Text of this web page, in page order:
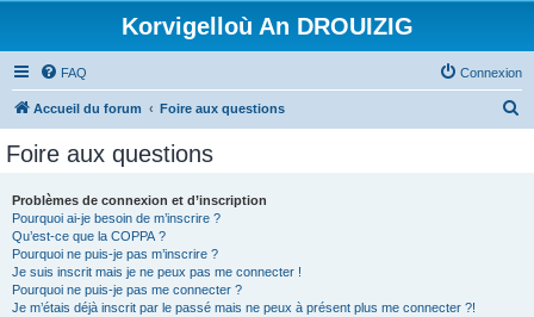
Korvigelloù An DROUIZIG
FAQ Connexion
Accueil du forum Foire aux questions
Foire aux questions
Problèmes de connexion et d’inscription
Pourquoi ai-je besoin de m’inscrire ?
Qu’est-ce que la COPPA ?
Pourquoi ne puis-je pas m’inscrire ?
Je suis inscrit mais je ne peux pas me connecter !
Pourquoi ne puis-je pas me connecter ?
Je m’étais déjà inscrit par le passé mais ne peux à présent plus me connecter ?!